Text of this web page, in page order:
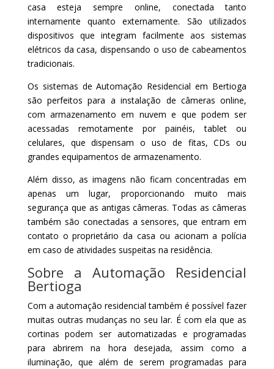
casa esteja sempre online, conectada tanto
internamente quanto externamente. São utilizados
dispositivos que integram facilmente aos sistemas
elétricos da casa, dispensando o uso de cabeamentos
tradicionais.
Os sistemas de Automação Residencial em Bertioga
são perfeitos para a instalação de câmeras online,
com armazenamento em nuvem e que podem ser
acessadas remotamente por painéis, tablet ou
celulares, que dispensam o uso de fitas, CDs ou
grandes equipamentos de armazenamento.
Além disso, as imagens não ficam concentradas em
apenas um lugar, proporcionando muito mais
segurança que as antigas câmeras. Todas as câmeras
também são conectadas a sensores, que entram em
contato o proprietário da casa ou acionam a polícia
em caso de atividades suspeitas na residência.
Sobre a Automação Residencial
Bertioga
Com a automação residencial também é possível fazer
muitas outras mudanças no seu lar. É com ela que as
cortinas podem ser automatizadas e programadas
para abrirem na hora desejada, assim como a
iluminação, que além de serem programadas para